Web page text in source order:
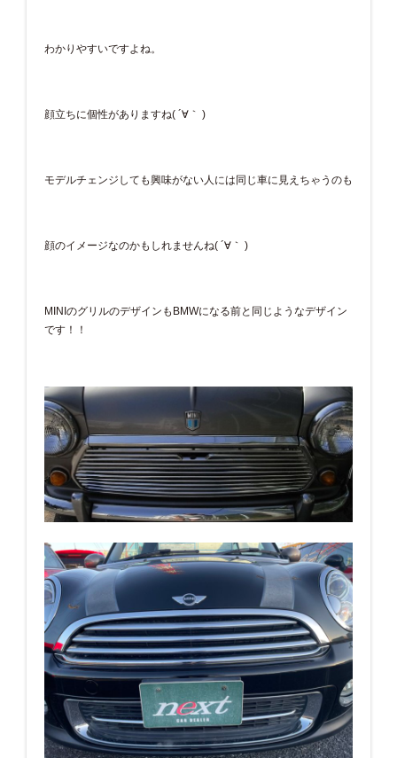
わかりやすいですよね。
顔立ちに個性がありますね( ´∀｀ )
モデルチェンジしても興味がない人には同じ車に見えちゃうのも
顔のイメージなのかもしれませんね( ´∀｀ )
MINIのグリルのデザインもBMWになる前と同じようなデザイン
です！！